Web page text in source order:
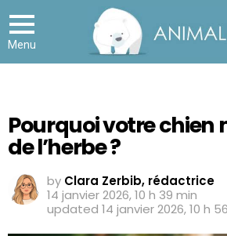
Menu
Pourquoi votre
de l’herbe ?
by Clara Zerbib, rédactrice
14 janvier 2026, 10 h 39 min
updated 14 janvier 2026, 10 h